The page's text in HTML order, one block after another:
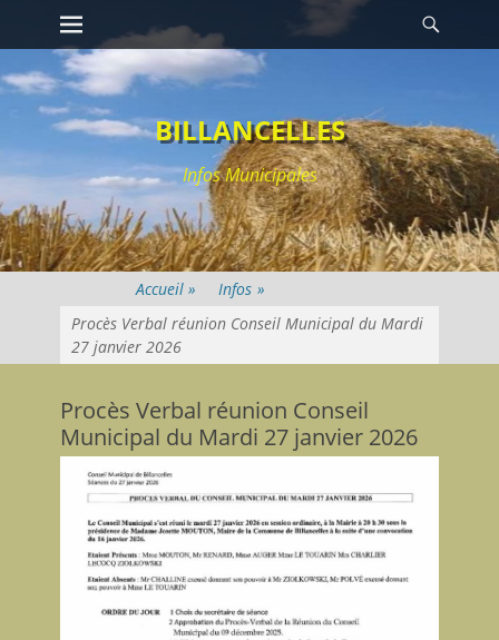
Passer
au
contenu
Premier menu
BILLANCELLES
Infos Municipales
Infos »
Procès Verbal réunion Conseil Municipal du Mardi
27 janvier 2026
Procès Verbal réunion Conseil
Municipal du Mardi 27 janvier 2026